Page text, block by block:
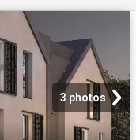
3 photos